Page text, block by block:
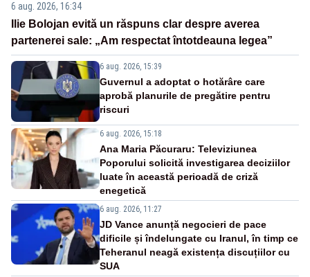
6 aug. 2026, 16:34
Ilie Bolojan evită un răspuns clar despre averea
partenerei sale: „Am respectat întotdeauna legea”
6 aug. 2026, 15:39
Guvernul a adoptat o hotărâre care
aprobă planurile de pregătire pentru
riscuri
6 aug. 2026, 15:18
Ana Maria Păcuraru: Televiziunea
Poporului solicită investigarea deciziilor
luate în această perioadă de criză
enegetică
6 aug. 2026, 11:27
JD Vance anunță negocieri de pace
dificile și îndelungate cu Iranul, în timp ce
Teheranul neagă existența discuțiilor cu
SUA